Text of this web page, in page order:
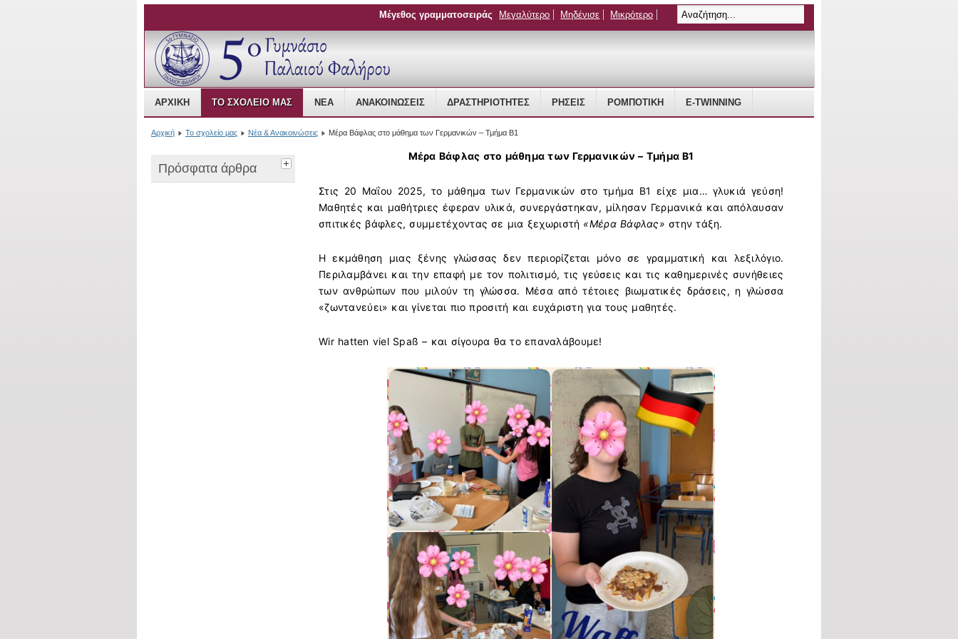
Open Source Content Management
ΑΡΧΙΚΉ ΤΟ ΣΧΟΛΕΊΟ ΜΑΣ ΝΈΑ ΑΝΑΚΟΙΝΏΣΕΙΣ ΔΡΑΣΤΗΡΙΌΤΗΤΕΣ ΡΉΣΕΙΣ ΡΟΜΠΟΤΙΚΗ E-TWINNING
Μέγεθος γραμματοσειράς Μεγαλύτερο Μηδένισε Μικρότερο
Αρχική Το σχολείο μας Νέα & Ανακοινώσεις Μέρα Βάφλας στο μάθημα των Γερμανικών – Τμήμα Β1
Πρόσφατα άρθρα
Μέρα Βάφλας στο μάθημα των Γερμανικών – Τμήμα Β1
Στις 20 Μαΐου 2025, το μάθημα των Γερμανικών στο τμήμα Β1 είχε μια… γλυκιά γεύση!
Μαθητές και μαθήτριες έφεραν υλικά, συνεργάστηκαν, μίλησαν Γερμανικά και απόλαυσαν
σπιτικές βάφλες, συμμετέχοντας σε μια ξεχωριστή «Μέρα Βάφλας»στην τάξη.
Η εκμάθηση μιας ξένης γλώσσας δεν περιορίζεται μόνο σε γραμματική και λεξιλόγιο.
Περιλαμβάνει και την επαφή με τον πολιτισμό, τις γεύσεις και τις καθημερινές συνήθειες
των ανθρώπων που μιλούν τη γλώσσα. Μέσα από τέτοιες βιωματικές δράσεις, η γλώσσα
«ζωντανεύει» και γίνεται πιο προσιτή και ευχάριστη για τους μαθητές.
Wir hatten viel Spaß – και σίγουρα θα το επαναλάβουμε!